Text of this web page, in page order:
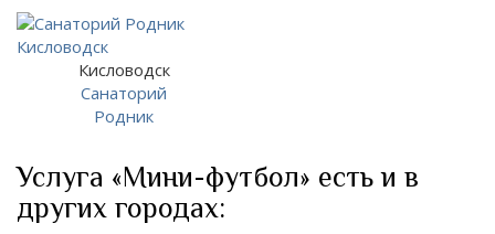
Кисловодск
Санаторий
Родник
Услуга «Мини-футбол» есть и в
других городах: